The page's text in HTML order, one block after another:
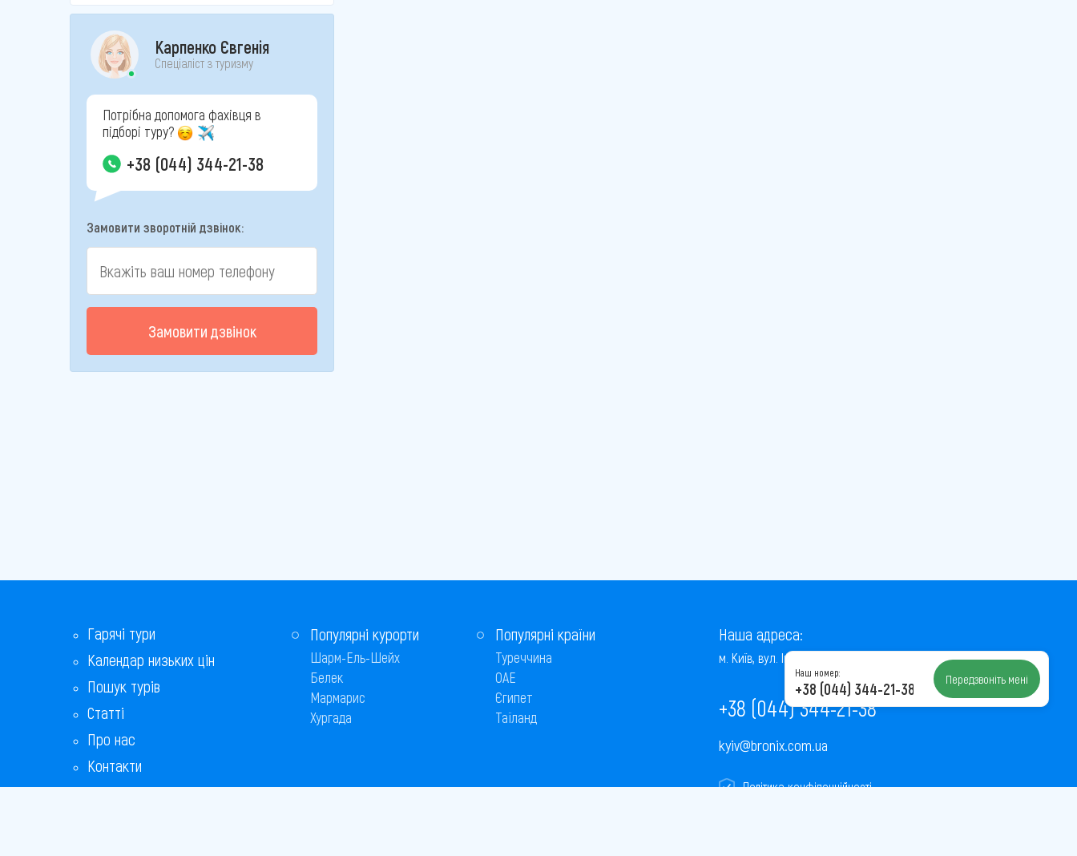
Карпенко Євгенія
Спеціаліст з туризму
Потрібна допомога фахівця в
підборі туру?
+38 (044) 344-21-38
Замовити зворотній дзвінок:
Замовити дзвінок
Гарячі тури
Календар низьких цін
Пошук турів
Статті
Про нас
Контакти
Бонусна програма
Популярні курорти
Шарм-Ель-Шейх
Белек
Мармарис
Хургада
Популярні країни
Туреччина
ОАЕ
Єгипет
Таїланд
Наша адреса:
м. Київ, вул. Інститутська, 22/7, оф. 41
+38 (044) 344-21-38
kyiv@bronix.com.ua
Політика конфіденційності
Наш номер:
+38 (044) 344-21-38 Передзвоніть мені